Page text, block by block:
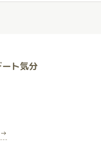
ト気分
→